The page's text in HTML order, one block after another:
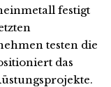
festigt
testen die
das